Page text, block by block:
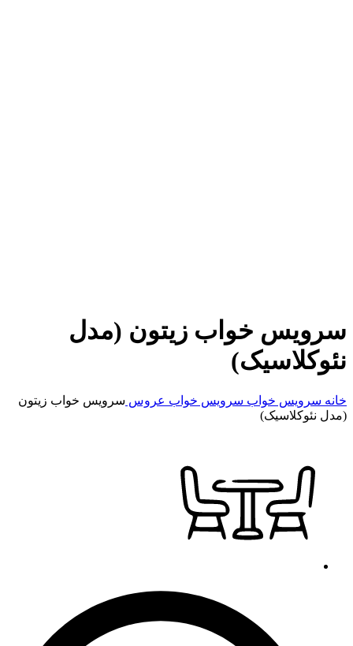
سرویس خواب زیتون (مدل
نئوکلاسیک)
خانه سرویس خواب سرویس خواب عروس سرویس خواب زیتون
(مدل نئوکلاسیک)